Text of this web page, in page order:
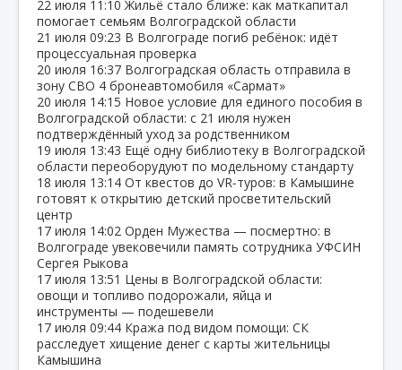
22 июля 11:10 Жильё стало ближе: как маткапитал
помогает семьям Волгоградской области
21 июля 09:23 В Волгограде погиб ребёнок: идёт
процессуальная проверка
20 июля 16:37 Волгоградская область отправила в
зону СВО 4 бронеавтомобиля «Сармат»
20 июля 14:15 Новое условие для единого пособия в
Волгоградской области: с 21 июля нужен
подтверждённый уход за родственником
19 июля 13:43 Ещё одну библиотеку в Волгоградской
области переоборудуют по модельному стандарту
18 июля 13:14 От квестов до VR‑туров: в Камышине
готовят к открытию детский просветительский
центр
17 июля 14:02 Орден Мужества — посмертно: в
Волгограде увековечили память сотрудника УФСИН
Сергея Рыкова
17 июля 13:51 Цены в Волгоградской области:
овощи и топливо подорожали, яйца и
инструменты — подешевели
17 июля 09:44 Кража под видом помощи: СК
расследует хищение денег с карты жительницы
Камышина